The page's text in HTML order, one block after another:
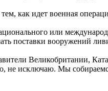
как идет военная
или
поставки вооружений
Великобритании,
не исключаю. Мы